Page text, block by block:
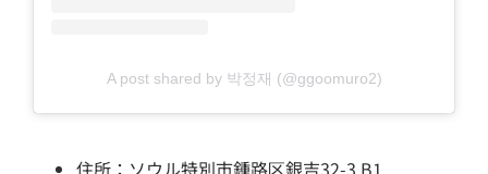
A post shared by 박정재 (@ggoomuro2)